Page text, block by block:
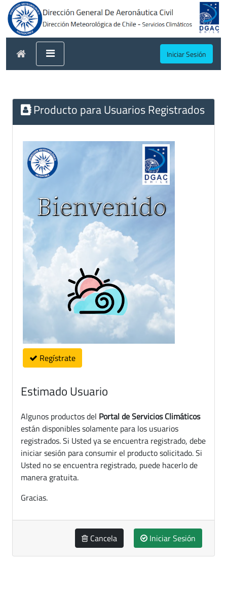
Iniciar Sesión
Producto para Usuarios Registrados
Regístrate
Estimado Usuario
Algunos productos del Portal de Servicios Climáticos
están disponibles solamente para los usuarios
registrados. Si Usted ya se encuentra registrado, debe
iniciar sesión para consumir el producto solicitado. Si
Usted no se encuentra registrado, puede hacerlo de
manera gratuita.
Gracias.
Cancela Iniciar Sesión